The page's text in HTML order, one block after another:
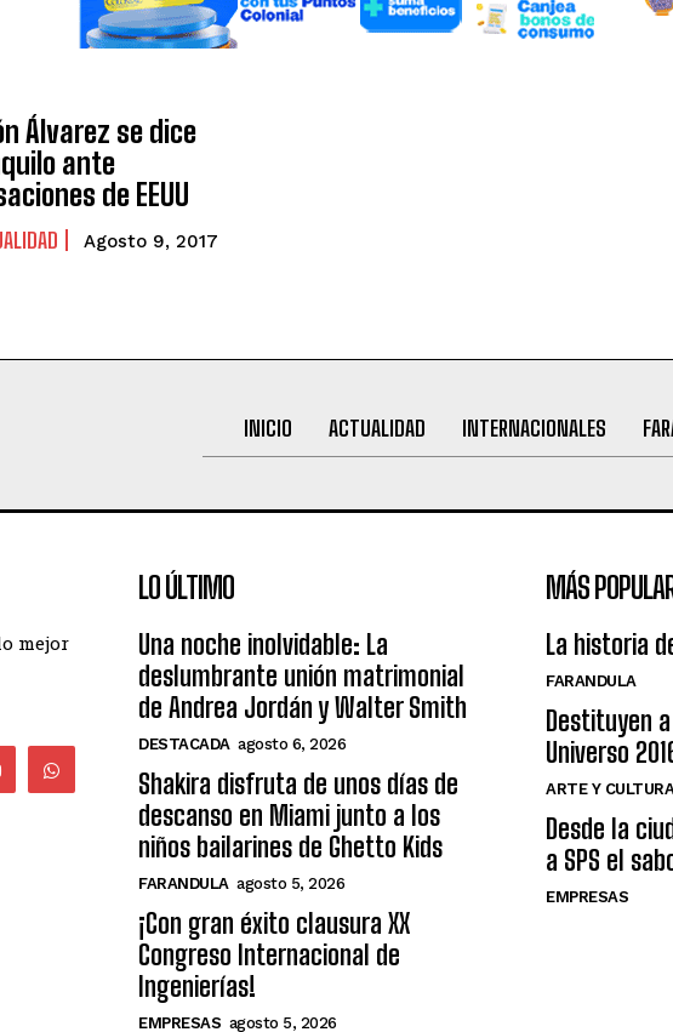
Álvarez se dice
ante
de EEUU
Agosto 9, 2017
INICIO ACTUALIDAD INTERNACIONALES
mejor
LO ÚLTIMO
Una noche inolvidable: La
deslumbrante unión matrimonial
de Andrea Jordán y Walter Smith
DESTACADA agosto 6, 2026
Shakira disfruta de unos días de
descanso en Miami junto a los
niños bailarines de Ghetto Kids
FARANDULA agosto 5, 2026
¡Con gran éxito clausura XX
Congreso Internacional de
Ingenierías!
EMPRESAS agosto 5, 2026
MÁS
La historia
FARANDULA
Destituyen
Universo
ARTE Y CULTURA
Desde la
a SPS el
EMPRESAS